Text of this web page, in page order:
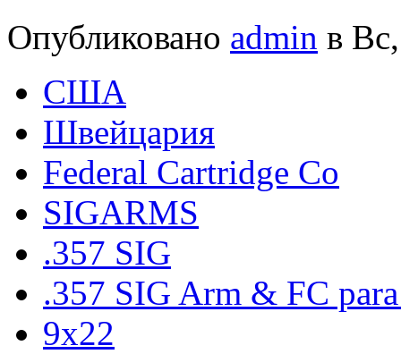
Опубликовано admin в
США
Швейцария
Federal Cartridge Co
SIGARMS
.357 SIG
.357 SIG Arm & FC
9x22